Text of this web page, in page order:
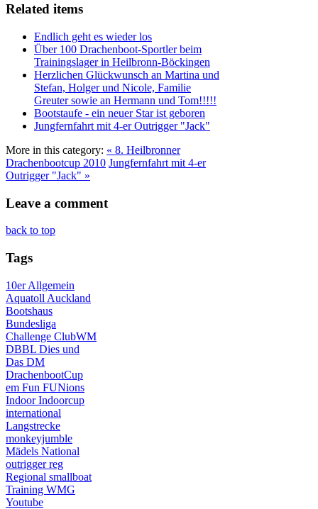
Related items
Endlich geht es wieder los
Über 100 Drachenboot-Sportler beim
Trainingslager in Heilbronn-Böckingen
Herzlichen Glückwunsch an Martina und
Stefan, Holger und Nicole, Familie
Greuter sowie an Hermann und Tom!!!!!
Bootstaufe - ein neuer Star ist geboren
Jungfernfahrt mit 4-er Outrigger "Jack"
More in this category: « 8. Heilbronner
Drachenbootcup 2010 Jungfernfahrt mit 4-er
Outrigger "Jack" »
Leave a comment
back to top
Tags
10erAllgemein
Aquatoll Auckland
Bootshaus
Bundesliga
Challenge ClubWM
DBBL Dies und
Das DM
DrachenbootCup
em Fun FUNions
IndoorIndoorcup
international
Langstrecke
monkeyjumble
Mädels National
outriggerreg
Regional smallboat
Training WMG
Youtube